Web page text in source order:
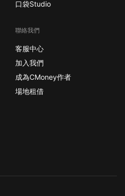
口袋Studio
聯絡我們
客服中心
加入我們
成為CMoney作者
場地租借